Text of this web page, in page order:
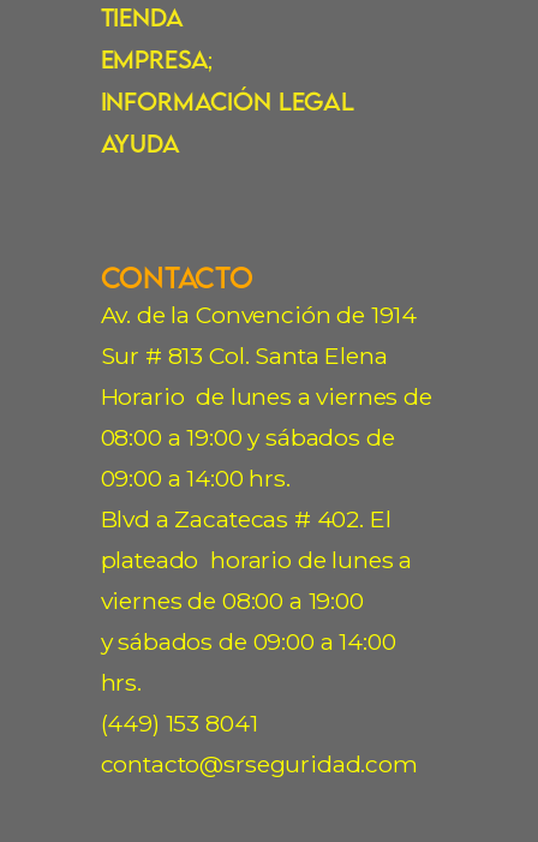
Tienda
Empresa;
Información Legal
Ayuda
Contacto
Av. de la Convención de 1914
Sur # 813 Col. Santa Elena
Horario de lunes a viernes de
08:00 a 19:00 y sábados de
09:00 a 14:00 hrs.
Blvd a Zacatecas # 402. El
plateado horario de lunes a
viernes de 08:00 a 19:00
y sábados de 09:00 a 14:00
hrs.
(449) 153 8041
contacto@srseguridad.com